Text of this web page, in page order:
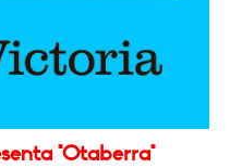
"Otaberra"